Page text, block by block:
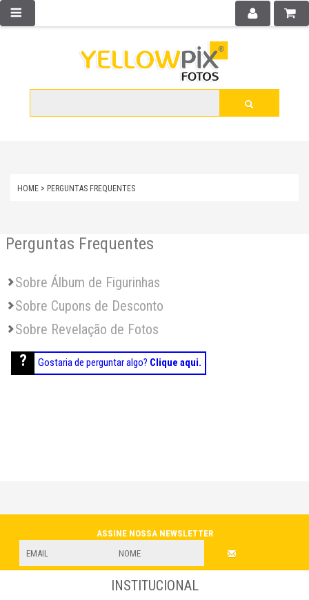
HOME > PERGUNTAS FREQUENTES
Perguntas Frequentes
Sobre Álbum de Figurinhas
Sobre Cupons de Desconto
Sobre Revelação de Fotos
Gostaria de perguntar algo? Clique aqui.
NEWSLETTER
INSTITUCIONAL